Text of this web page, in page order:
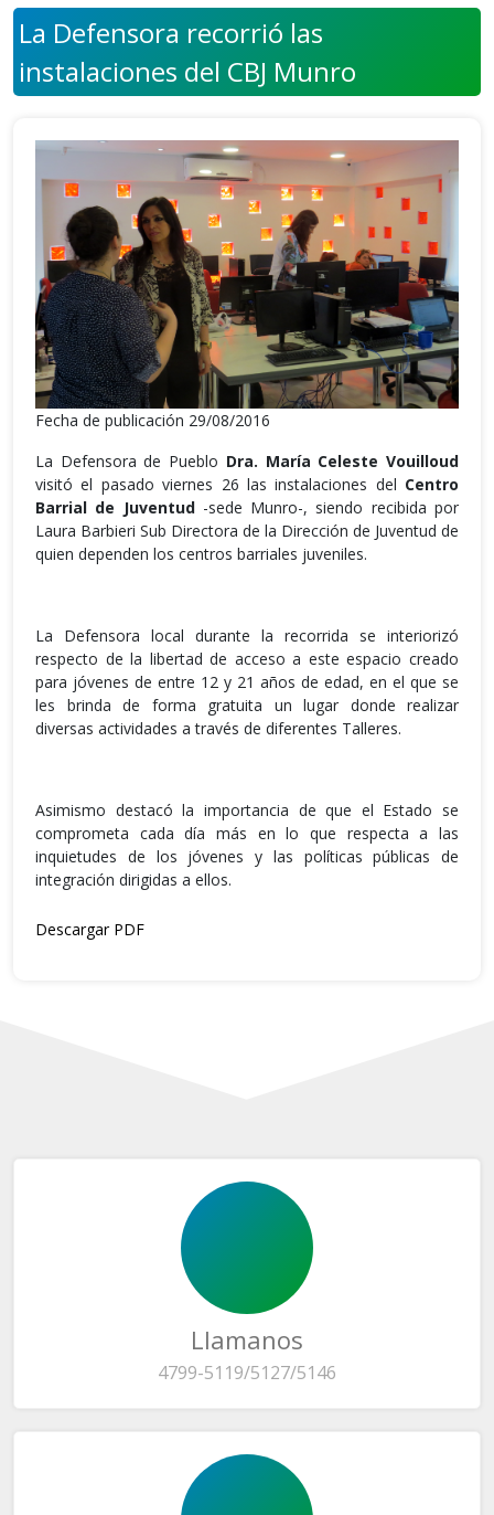
La Defensora recorrió las
instalaciones del CBJ Munro
Fecha de publicación 29/08/2016
La Defensora de Pueblo Dra. María Celeste Vouilloud
visitó el pasado viernes 26 las instalaciones del Centro
Barrial de Juventud-sede Munro-, siendo recibida por
Laura Barbieri Sub Directora de la Dirección de Juventud de
quien dependen los centros barriales juveniles.
La Defensora local durante la recorrida se interiorizó
respecto de la libertad de acceso a este espacio creado
para jóvenes de entre 12 y 21 años de edad, en el que se
les brinda de forma gratuita un lugar donde realizar
diversas actividades a través de diferentes Talleres.
Asimismo destacó la importancia de que el Estado se
comprometa cada día más en lo que respecta a las
inquietudes de los jóvenes y las políticas públicas de
integración dirigidas a ellos.
Descargar PDF
Llamanos
4799-5119/5127/5146